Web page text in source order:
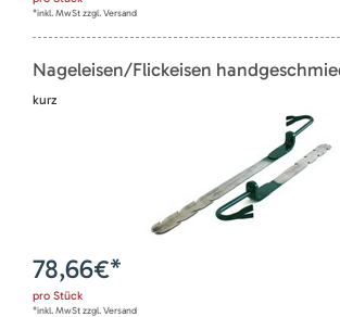
*inkl. MwSt zzgl. Versand
Nageleisen/Flickeisen
kurz
78,66€*
pro Stück
*inkl. MwSt zzgl. Versand